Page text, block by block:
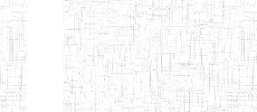
BILINGUE
INCLUSIVE
LOUIS
BRAILLE DU